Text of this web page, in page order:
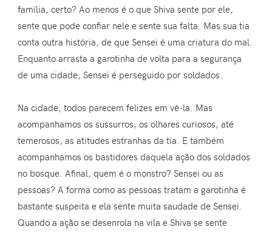
família, certo? Ao menos é o que Shiva sente por ele,
sente que pode confiar nele e sente sua falta. Mas sua tia
conta outra história, de que Sensei é uma criatura do mal.
Enquanto arrasta a garotinha de volta para a segurança
de uma cidade, Sensei é perseguido por soldados.
Na cidade, todos parecem felizes em vê-la. Mas
acompanhamos os sussurros, os olhares curiosos, até
temerosos, as atitudes estranhas da tia. E também
acompanhamos os bastidores daquela ação dos soldados
no bosque. Afinal, quem é o monstro? Sensei ou as
pessoas? A forma como as pessoas tratam a garotinha é
bastante suspeita e ela sente muita saudade de Sensei.
Quando a ação se desenrola na vila e Shiva se sente